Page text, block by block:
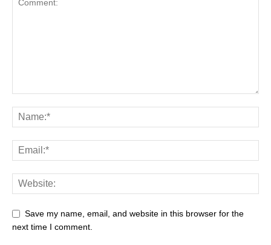
Save my name, email, and website in this browser for the
next time I comment.